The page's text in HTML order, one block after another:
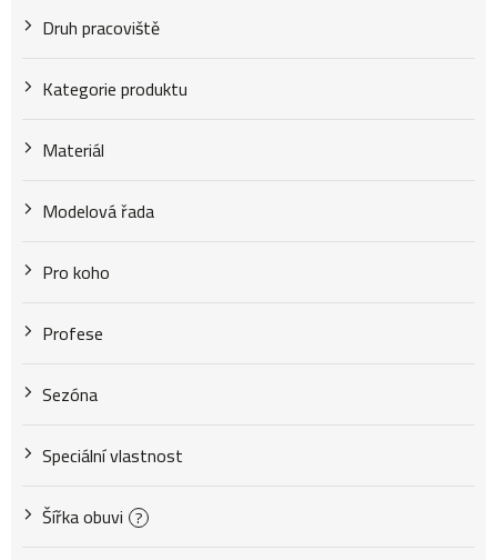
Druh pracoviště
Kategorie produktu
Materiál
Modelová řada
Pro koho
Profese
Sezóna
Speciální vlastnost
Šířka obuvi ?